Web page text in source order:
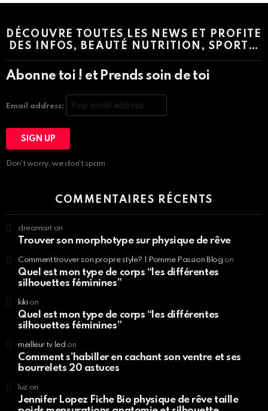
DÉCOUVRE TOUTES LES NEWS ET PROFITE
DES INFOS, BEAUTÉ NUTRITION, SPORT…
Abonne toi ! et Prends soin de toi
Email address:
Don't worry, we don't spam
COMMENTAIRES RÉCENTS
dreamart on
Trouver son morphotype sur physique de rêve
Comment trouver son propre style? | Pomme Passion Blog on
Quel est mon type de corps “les différentes
silhouettes féminines”
kikion
Quel est mon type de corps “les différentes
silhouettes féminines”
meilleur tv led on
Comment s’habiller en cachant son ventre et ses
bourrelets 20 astuces
luzon
Jennifer Lopez Fiche Bio physique de rêve taille